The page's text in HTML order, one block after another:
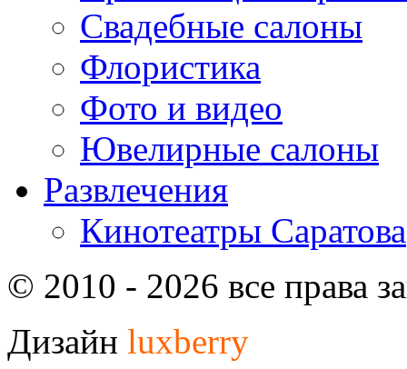
Свадебные салоны
Флористика
Фото и видео
Ювелирные салоны
Развлечения
Кинотеатры Саратова
© 2010 - 2026 все права
Дизайн luxberry